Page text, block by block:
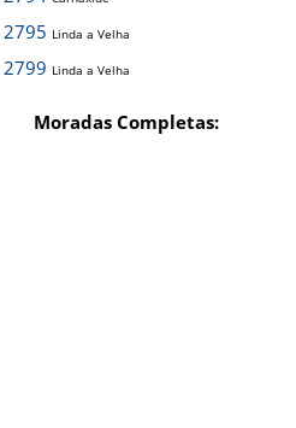
2795 Linda a Velha
2799 Linda a Velha
Moradas Completas: